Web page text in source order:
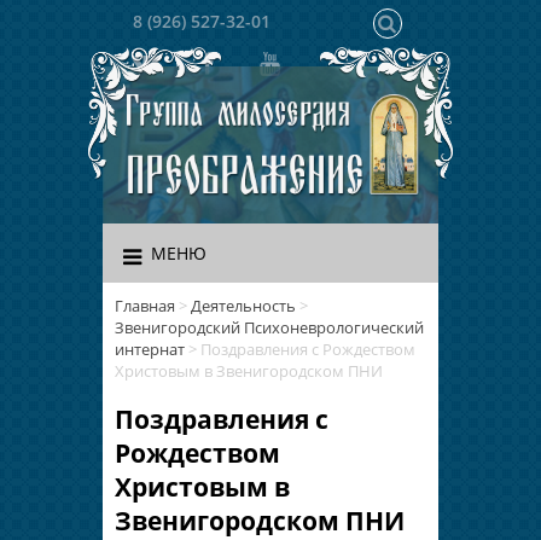
8 (926) 527-32-01
МЕНЮ
Главная >Деятельность >
Звенигородский Психоневрологический
интернат > Поздравления с Рождеством
Христовым в Звенигородском ПНИ
Поздравления с
Рождеством
Христовым в
Звенигородском ПНИ